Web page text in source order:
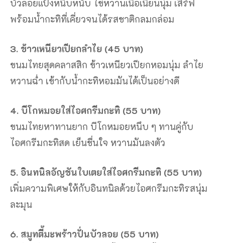
บัวลอยแป้งหนึบหนับ ไข่หวานเนื้อเนียนนุ่ม เสิร์ฟ
พร้อมน้ำกะทิที่เคี่ยวจนได้รสชาติกลมกล่อม
3. ข้าวเหนียวเปียกลำไย (45 บาท)
ขนมไทยสุดคลาสสิก ข้าวเหนียวเปียกหอมนุ่ม ลำไย
หวานฉ่ำ เข้ากับน้ำกะทิหอมมันได้เป็นอย่างดี
4. บีโกหมอยใส่ไอศกรีมกะทิ (55 บาท)
ขนมไทยหาทานยาก บีโกหมอยหนึบ ๆ ทานคู่กับ
ไอศกรีมกะทิสด เย็นชื่นใจ หวานมันลงตัว
5. อินทนิลอัญชันใบเตยใส่ไอศกรีมกะทิ (55 บาท)
เพิ่มความพิเศษให้กับอินทนิลด้วยไอศกรีมกะทิรสนุ่ม
ละมุน
6. สมูทตี้มะพร้าวปั่นบัวลอย (55 บาท)